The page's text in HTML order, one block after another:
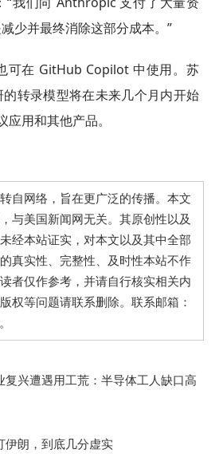
少并最终消除这部分成本。”
可在 GitHub Copilot 中使用。苏
转录模型将在未来几个月内开始
用和其他产品。
网络，旨在更广泛的传播。本文
与美国新闻网无关。其原创性以及
经本站证实，对本文以及其中全部
真实性、完整性、及时性本站不作
者仅作参考，并请自行核实相关内
权等问题请联系删除。联系邮箱：
复兴遭遇用工荒：半导体工人缺口高
伊朗，到底几分虚实